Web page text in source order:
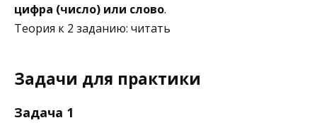
цифра (число) или слово.
Теория к 2 заданию: читать
Задачи для практики
Задача 1